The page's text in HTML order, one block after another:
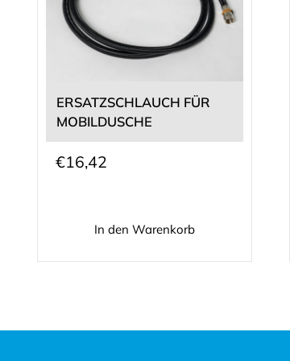
ERSATZSCHLAUCH FÜR
MOBILDUSCHE
€16,42
In den Warenkorb